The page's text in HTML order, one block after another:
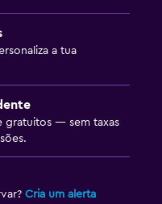
a tua
gratuitos — sem taxas
Cria um alerta